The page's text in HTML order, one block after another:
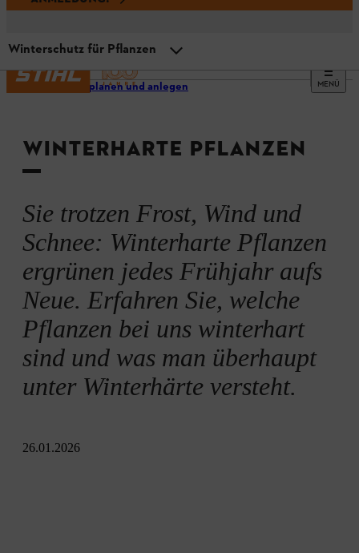
MENÜ
Garten planen und anlegen
WINTERHARTE PFLANZEN
Sie trotzen Frost, Wind und
Schnee: Winterharte Pflanzen
ergrünen jedes Frühjahr aufs
Neue. Erfahren Sie, welche
Pflanzen bei uns winterhart
sind und was man überhaupt
unter Winterhärte versteht.
26.01.2026
Winterschutz für Pflanzen
Liste winterharter Pflanzen
Was sind winterharte Pflanzen?
Was sind Winterhärtezonen?
Winterharte Pflanzen im Klimawandel
Winterschutz für Pflanzen